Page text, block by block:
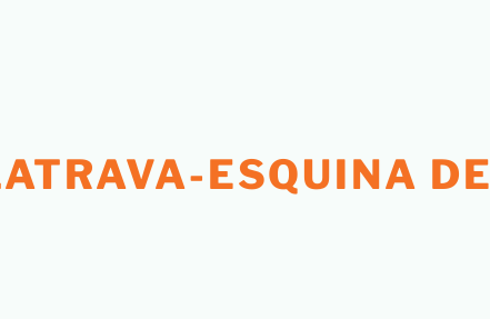
ESQUINA DE